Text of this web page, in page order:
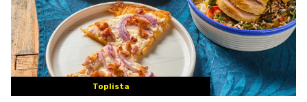
Toplista